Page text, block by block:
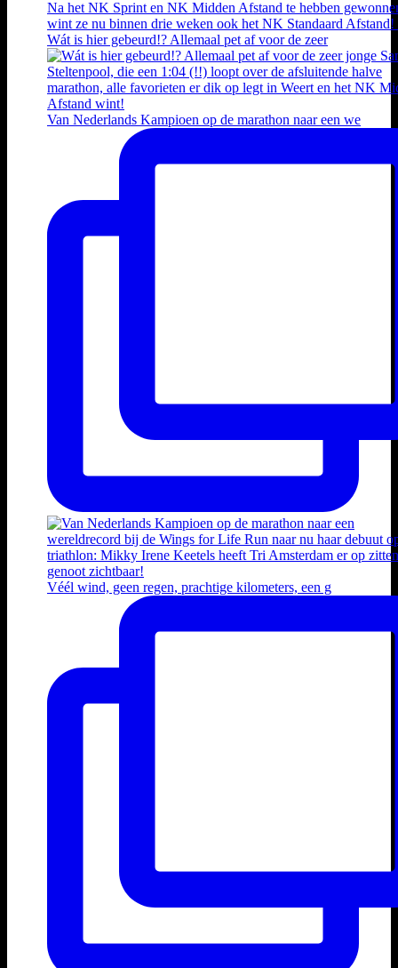
Wát is hier gebeurd!? Allemaal pet af voor de zeer
Van Nederlands Kampioen op de marathon naar een we
Véél wind, geen regen, prachtige kilometers, een g